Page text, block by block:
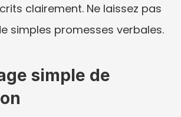
clairement. Ne laissez pas
simples promesses verbales.
simple de